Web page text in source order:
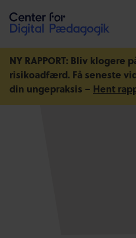
NY RAPPORT: Bliv klogere
risikoadfærd. Få seneste
din ungepraksis – Hent